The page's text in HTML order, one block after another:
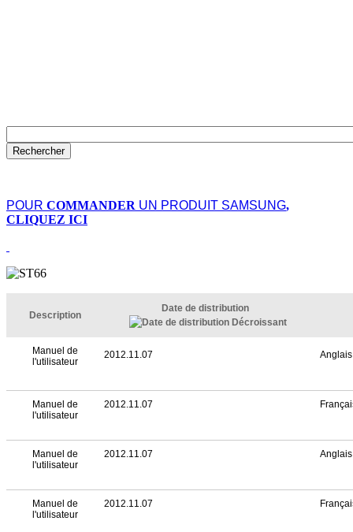
POUR COMMANDER UN PRODUIT SAMSUNG,
CLIQUEZ ICI
Description
Date de distribution
Manuel de
l'utilisateur
2012.11.07 Anglais
Manuel de
l'utilisateur
2012.11.07
Manuel de
l'utilisateur
2012.11.07 Anglais
Manuel de
l'utilisateur
2012.11.07